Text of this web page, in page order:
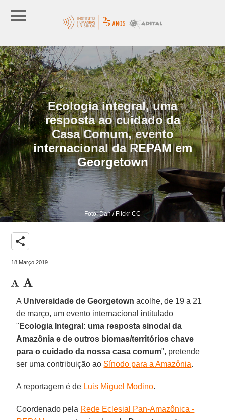
Ecologia integral, uma
resposta ao cuidado da
Casa Comum, evento
internacional da REPAM em
Georgetown
Foto: Dan / Flickr CC
share
18 Março 2019
A Universidade de Georgetown acolhe, de 19 a 21
de março, um evento internacional intitulado
" Ecologia Integral: uma resposta sinodal da
Amazônia e de outros biomas/territórios chave
para o cuidado da nossa casa comum", pretende
ser uma contribuição ao Sínodo para a Amazônia.
A reportagem é de Luis Miguel Modino.
Coordenado pela Rede Eclesial Pan-Amazônica -